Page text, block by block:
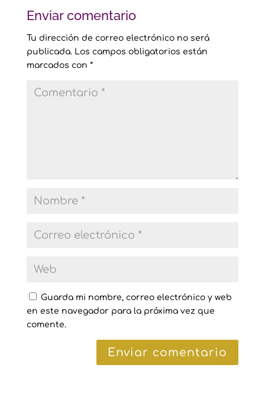
Enviar comentario
Tu dirección de correo electrónico no será
publicada. Los campos obligatorios están
marcados con *
Guarda mi nombre, correo electrónico y web
en este navegador para la próxima vez que
comente.